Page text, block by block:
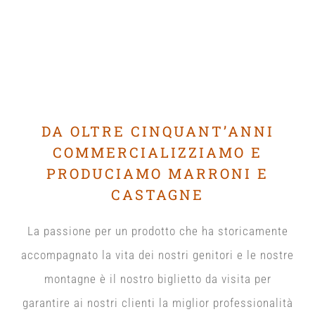
DA OLTRE CINQUANT’ANNI
COMMERCIALIZZIAMO E
PRODUCIAMO MARRONI E
CASTAGNE
La passione per un prodotto che ha storicamente
accompagnato la vita dei nostri genitori e le nostre
montagne è il nostro biglietto da visita per
garantire ai nostri clienti la miglior professionalità